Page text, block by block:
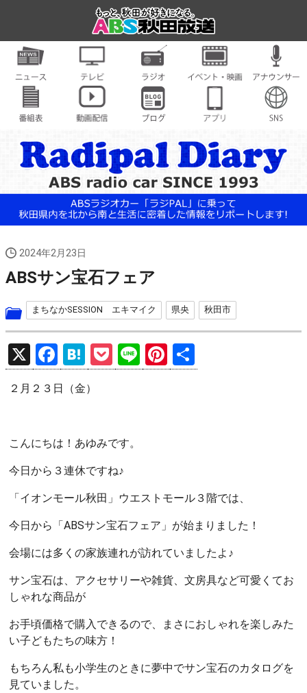
2024年2月23日
ABSサン宝石フェア
まちなかSESSION エキマイク 県央 秋田市
X
F
a
ce
o
o
H
at
e
a
P
o
Li
n
Pi
nt 有
２月２３日（金）
こんにちは！あゆみです。
今日から３連休ですね♪
「イオンモール秋田」ウエストモール３階では、
今日から「ABSサン宝石フェア」が始まりました！
会場には多くの家族連れが訪れていましたよ♪
サン宝石は、アクセサリーや雑貨、文房具など可愛くてお
しゃれな商品が
お手頃価格で購入できるので、まさにおしゃれを楽しみた
い子どもたちの味方！
もちろん私も小学生のときに夢中でサン宝石のカタログを
見ていました。